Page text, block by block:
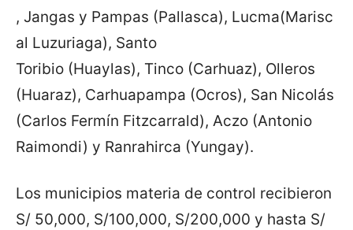
, Jangas y Pampas (Pallasca), Lucma(Marisc
al Luzuriaga), Santo
Toribio (Huaylas), Tinco (Carhuaz), Olleros
(Huaraz), Carhuapampa (Ocros), San Nicolás
(Carlos Fermín Fitzcarrald), Aczo (Antonio
Raimondi) y Ranrahirca (Yungay).
Los municipios materia de control recibieron
S/ 50,000, S/100,000, S/200,000 y hasta S/